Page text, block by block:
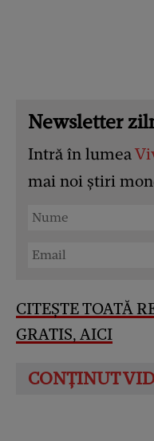
Newsletter
Intră în lumea
mai noi știri
CITEȘTE TOATĂ
GRATIS, AICI